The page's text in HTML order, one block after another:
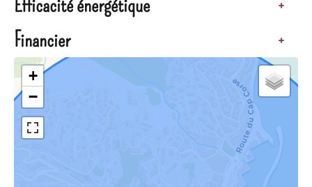
+
Financier +
+
−